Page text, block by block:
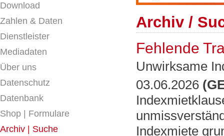
Download
Zahlen & Daten
Dienstleister
Mediadaten
Über uns
Datenschutz
Datenbank
Shop | Formulare
Archiv | Suche
Archiv /
Fehlende
Unwirksame
03.06.2026
Indexmiete